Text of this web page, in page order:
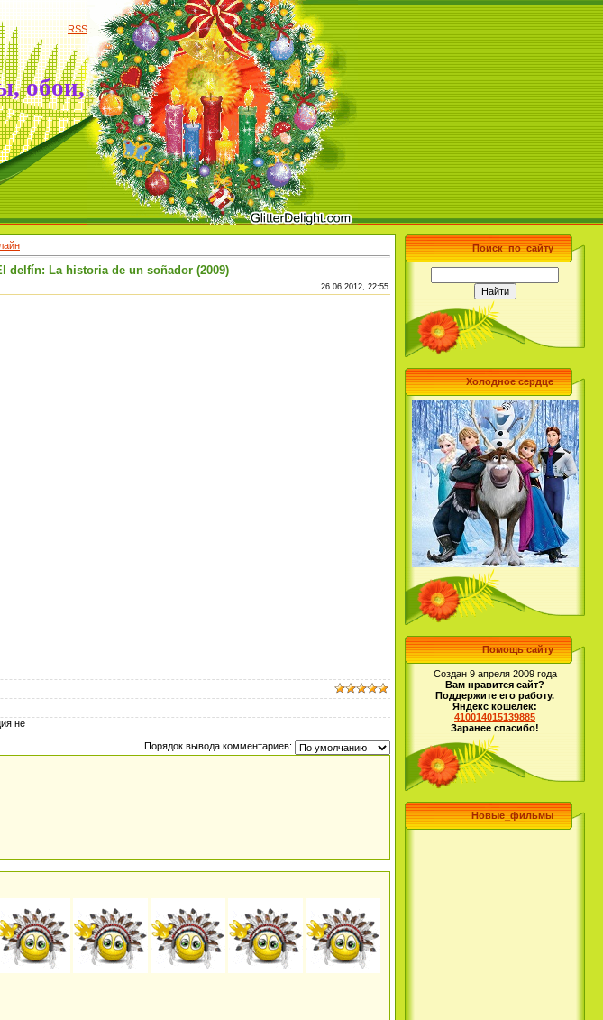
RSS
обои,
delfín: La historia de un soñador (2009)
26.06.2012, 22:55
не
Порядок вывода комментариев:
Поиск_по_сайту
Холодное сердце
Помощь сайту
Создан 9 апреля 2009 года
Вам нравится сайт?
Поддержите его работу.
Яндекс кошелек:
410014015139885
Заранее спасибо!
Новые_фильмы